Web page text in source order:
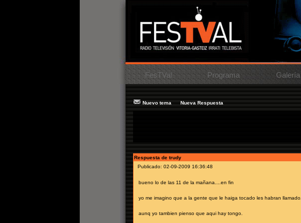
FesTVal Programa Galería
Nuevo tema Nueva Respuesta
Respuesta de trudy
Publicado: 02-09-2009 16:36:48
bueno lo de las 11 de la mañana....en fin
yo me imagino que a la gente que le haiga tocado les habran llamado.
aunq yo tambien pienso que aqui hay tongo.